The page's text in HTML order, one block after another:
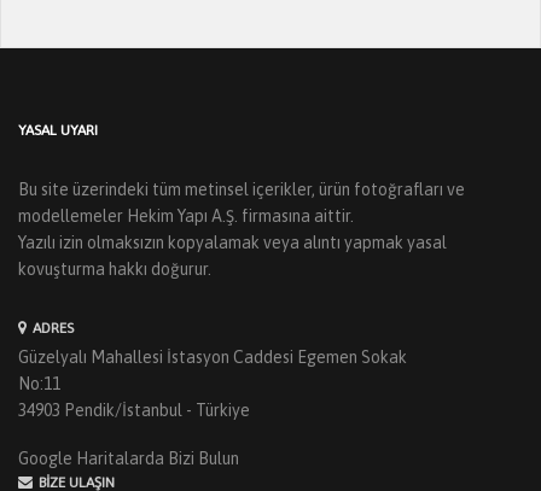
YASAL UYARI
Bu site üzerindeki tüm metinsel içerikler, ürün fotoğrafları ve
modellemeler Hekim Yapı A.Ş. firmasına aittir.
Yazılı izin olmaksızın kopyalamak veya alıntı yapmak yasal
kovuşturma hakkı doğurur.
ADRES
Güzelyalı Mahallesi İstasyon Caddesi Egemen Sokak
No:11
34903 Pendik/İstanbul - Türkiye
Google Haritalarda Bizi Bulun
BIZE ULAŞIN